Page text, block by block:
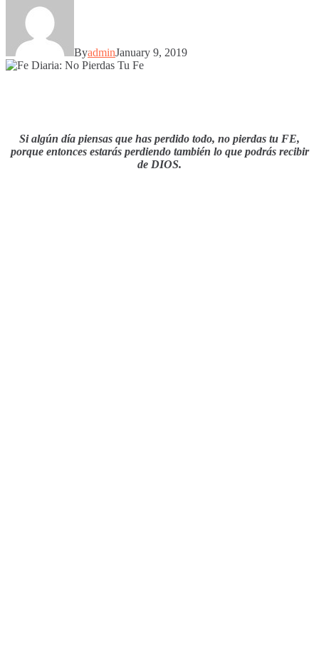
ByadminJanuary 9, 2019
Si algún día piensas que has perdido todo, no pierdas tu FE,
porque entonces estarás perdiendo también lo que podrás recibir
de DIOS.